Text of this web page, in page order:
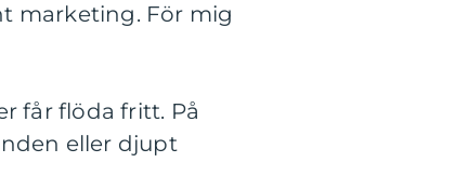
marketing. För mig
får flöda fritt. På
eller djupt